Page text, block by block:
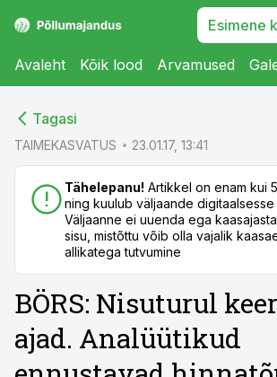
Esimene
Avaleht Kõik lood Arvamused
Tagasi
TAIMEKASVATUS 23.01.17, 13:41
Tähelepanu! Artikkel on enam kui
ning kuulub väljaande digitaalsesse
Väljaanne ei uuenda ega
sisu, mistõttu võib olla vajalik
allikatega tutvumine
BÖRS: Nisuturul
ajad. Analüütikud